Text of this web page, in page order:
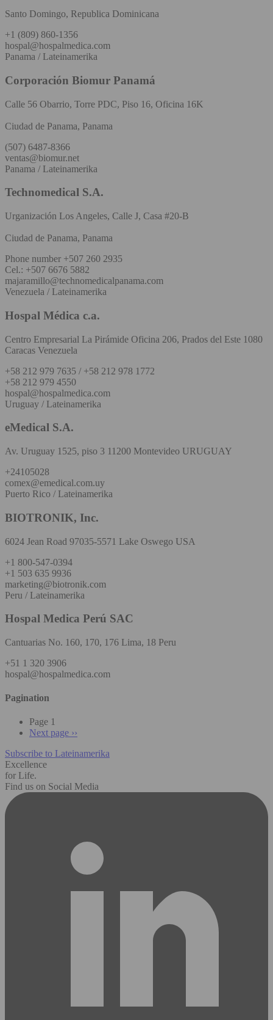
Santo Domingo, Republica Dominicana
+1 (809) 860-1356
hospal@hospalmedica.com
Panama / Lateinamerika
Corporación Biomur Panamá
Calle 56 Obarrio, Torre PDC, Piso 16, Oficina 16K
Ciudad de Panama, Panama
(507) 6487-8366
ventas@biomur.net
Panama / Lateinamerika
Technomedical S.A.
Urganización Los Angeles, Calle J, Casa #20-B
Ciudad de Panama, Panama
Phone number +507 260 2935
Cel.: +507 6676 5882
majaramillo@technomedicalpanama.com
Venezuela / Lateinamerika
Hospal Médica c.a.
Centro Empresarial La Pirámide Oficina 206, Prados del Este 1080
Caracas Venezuela
+58 212 979 7635 / +58 212 978 1772
+58 212 979 4550
hospal@hospalmedica.com
Uruguay / Lateinamerika
eMedical S.A.
Av. Uruguay 1525, piso 3 11200 Montevideo URUGUAY
+24105028
comex@emedical.com.uy
Puerto Rico / Lateinamerika
BIOTRONIK, Inc.
6024 Jean Road 97035-5571 Lake Oswego USA
+1 800-547-0394
+1 503 635 9936
marketing@biotronik.com
Peru / Lateinamerika
Hospal Medica Perú SAC
Cantuarias No. 160, 170, 176 Lima, 18 Peru
+51 1 320 3906
hospal@hospalmedica.com
Pagination
Page 1
Next page ››
Subscribe to Lateinamerika
Excellence
for Life.
Find us on Social Media